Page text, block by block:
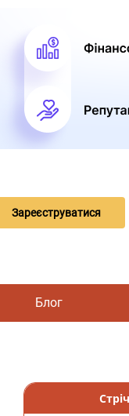
Зареєструватися
Блог